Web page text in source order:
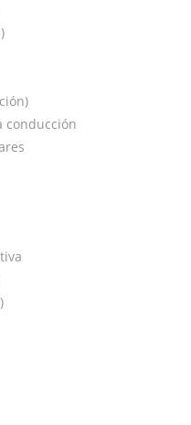
conducción